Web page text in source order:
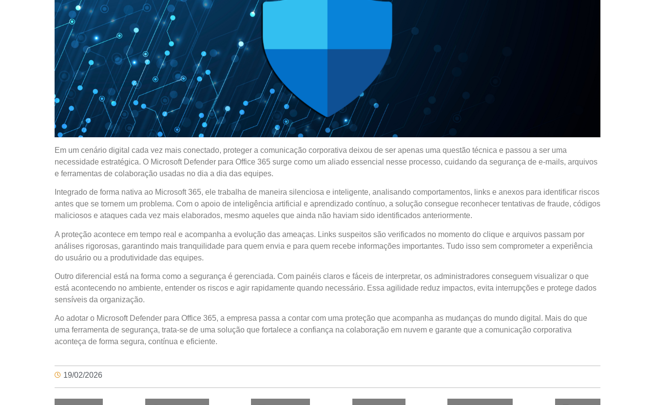
Em um cenário digital cada vez mais conectado, proteger a comunicação corporativa deixou de ser apenas uma questão técnica e passou a ser uma
necessidade estratégica. O Microsoft Defender para Office 365 surge como um aliado essencial nesse processo, cuidando da segurança de e-mails, arquivos
e ferramentas de colaboração usadas no dia a dia das equipes.
Integrado de forma nativa ao Microsoft 365, ele trabalha de maneira silenciosa e inteligente, analisando comportamentos, links e anexos para identificar riscos
antes que se tornem um problema. Com o apoio de inteligência artificial e aprendizado contínuo, a solução consegue reconhecer tentativas de fraude, códigos
maliciosos e ataques cada vez mais elaborados, mesmo aqueles que ainda não haviam sido identificados anteriormente.
A proteção acontece em tempo real e acompanha a evolução das ameaças. Links suspeitos são verificados no momento do clique e arquivos passam por
análises rigorosas, garantindo mais tranquilidade para quem envia e para quem recebe informações importantes. Tudo isso sem comprometer a experiência
do usuário ou a produtividade das equipes.
Outro diferencial está na forma como a segurança é gerenciada. Com painéis claros e fáceis de interpretar, os administradores conseguem visualizar o que
está acontecendo no ambiente, entender os riscos e agir rapidamente quando necessário. Essa agilidade reduz impactos, evita interrupções e protege dados
sensíveis da organização.
Ao adotar o Microsoft Defender para Office 365, a empresa passa a contar com uma proteção que acompanha as mudanças do mundo digital. Mais do que
uma ferramenta de segurança, trata-se de uma solução que fortalece a confiança na colaboração em nuvem e garante que a comunicação corporativa
aconteça de forma segura, contínua e eficiente.
19/02/2026